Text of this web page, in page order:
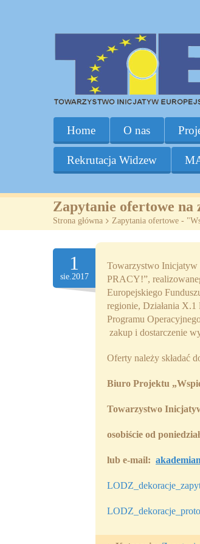
Home O nas
Rekrutacja Widzew
Zapytanie ofertowe na
Strona główna > Zapytania ofertowe -
1
sie.2017
Towarzystwo
PRACY!”,
Europejskiego
regionie, Działania
Programu
zakup i dostarczenie
Oferty należy składać
Biuro Projektu
Towarzystwo
osobiście od
lub e-mail: